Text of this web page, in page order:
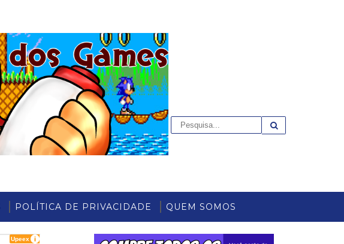
POLÍTICA DE PRIVACIDADE QUEM SOMOS